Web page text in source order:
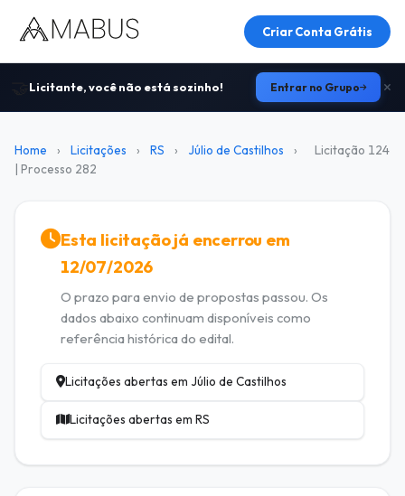
Criar Conta Grátis
Licitante, você não está sozinho! Entrar no Grupo
Home › Licitações › RS › Júlio de Castilhos ›
Licitação 124
| Processo 282
Esta licitação já encerrou em
12/07/2026
O prazo para envio de propostas passou. Os
dados abaixo continuam disponíveis como
referência histórica do edital.
Licitações abertas em Júlio de Castilhos
Licitações abertas em RS